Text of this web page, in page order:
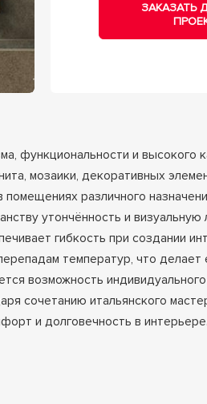
ЗАКАЗАТЬ
функциональности и высокого
мозаики, декоративных
помещениях различного
утончённость и визуальную
гибкость при создании
температур, что делает
возможность
сочетанию итальянского
и долговечность в интерьере.